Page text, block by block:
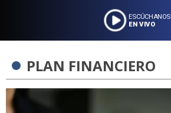
ESCÚCHANOS
EN VIVO
PLAN FINANCIERO